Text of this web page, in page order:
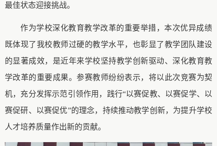
最佳状态迎接挑战。
作为学校深化教育教学改革的重要举措，本次优异成绩
既体现了我校教师过硬的教学水平，也彰显了教学团队建设
的显著成效，是近年来学校坚持教学创新驱动、深化教育教
学改革的重要成果。参赛教师纷纷表示，将以此次竞赛为契
机，充分发挥示范引领作用，践行“以赛促教、以赛促学、以
赛促研、以赛促优”的理念，持续推动教学创新，为提升学校
人才培养质量作出新的贡献。